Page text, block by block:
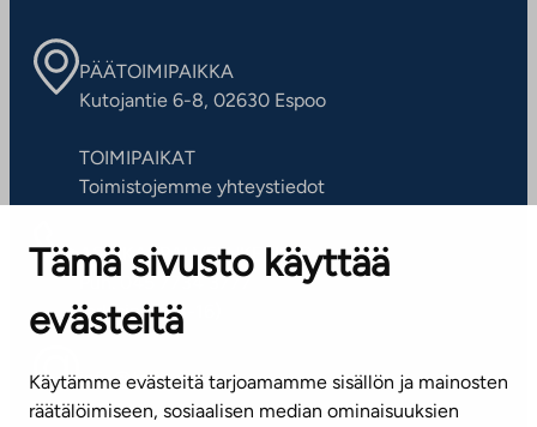
Tämä sivusto käyttää
evästeitä
Käytämme evästeitä tarjoamamme sisällön ja mainosten
räätälöimiseen, sosiaalisen median ominaisuuksien
PÄÄTOIMIPAIKKA
Kutojantie 6-8, 02630 Espoo
TOIMIPAIKAT
Toimistojemme yhteystiedot
ASIAKASPALVELUKESKUS
Puh. 045 7734 3777
(arkisin klo 8-16)
info@ta.fi